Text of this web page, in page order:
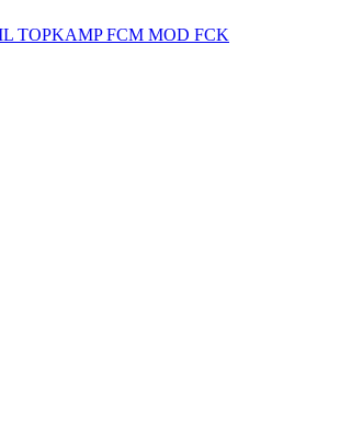
TOPKAMP FCM MOD FCK